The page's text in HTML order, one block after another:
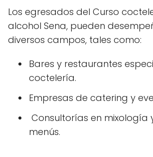
Los egresados del Curso
alcohol Sena, pueden
diversos campos, tales como:
Bares y restaurantes
coctelería.
Empresas de catering y
Consultorías en mixología
menús.